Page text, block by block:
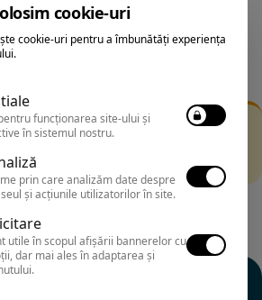
Stele 5-1
returnat niciun rezultat
cookie-uri
cookie-uri pentru a îmbunătăți experiența
funcționarea site-ului și
în sistemul nostru.
prin care analizăm date despre
și acțiunile utilizatorilor în site.
utile în scopul afișării bannerelor cu
dar mai ales în adaptarea și